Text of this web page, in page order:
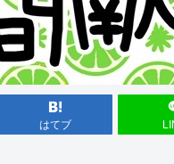
はてブ